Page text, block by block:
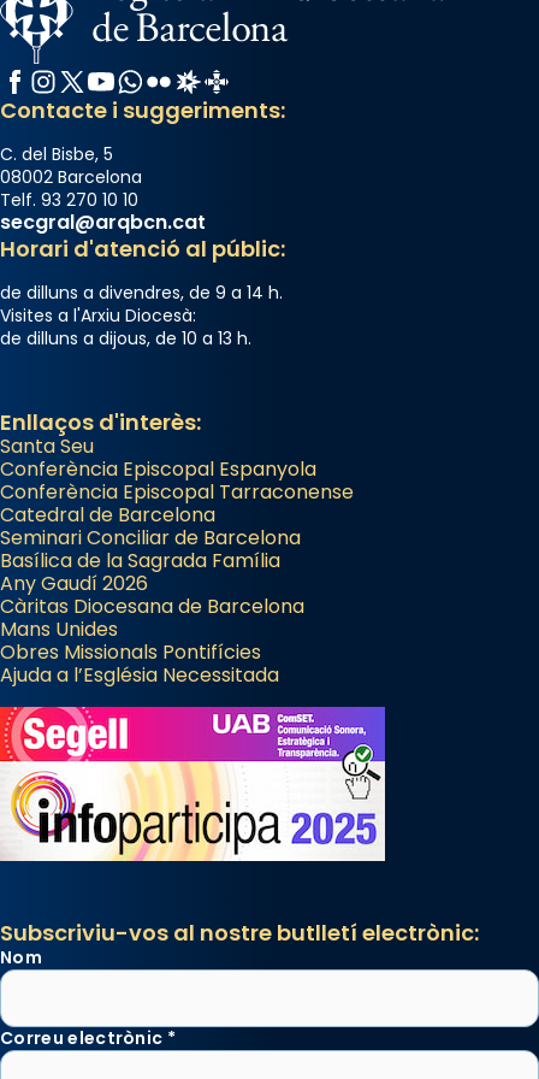
Facebook
Instagram
X / Twitter
YouTube
WhatsApp
FlickrRadio Estel
Catalunya Cristiana
Contacte i suggeriments:
C. del Bisbe, 5
08002 Barcelona
Telf. 93 270 10 10
secgral@arqbcn.cat
Horari d'atenció al públic:
de dilluns a divendres, de 9 a 14 h.
Visites a l'Arxiu Diocesà:
de dilluns a dijous, de 10 a 13 h.
Enllaços d'interès:
Santa Seu
Conferència Episcopal Espanyola
Conferència Episcopal Tarraconense
Catedral de Barcelona
Seminari Conciliar de Barcelona
Basílica de la Sagrada Família
Any Gaudí 2026
Càritas Diocesana de Barcelona
Mans Unides
Obres Missionals Pontifícies
Ajuda a l’Església Necessitada
Subscriviu-vos al nostre butlletí electrònic:
Nom
Correu electrònic *